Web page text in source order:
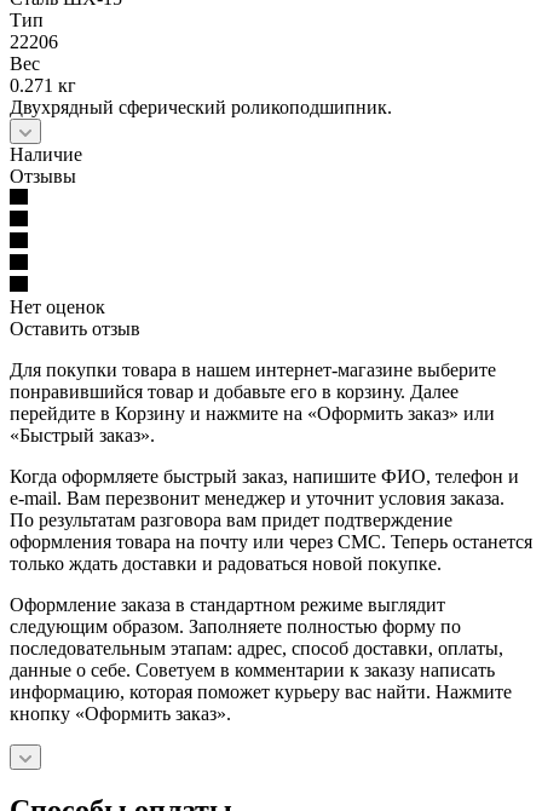
Тип
22206
Вес
0.271 кг
Двухрядный сферический роликоподшипник.
Наличие
Отзывы
Нет оценок
Оставить отзыв
Для покупки товара в нашем интернет-магазине выберите
понравившийся товар и добавьте его в корзину. Далее
перейдите в Корзину и нажмите на «Оформить заказ» или
«Быстрый заказ».
Когда оформляете быстрый заказ, напишите ФИО, телефон и
e-mail. Вам перезвонит менеджер и уточнит условия заказа.
По результатам разговора вам придет подтверждение
оформления товара на почту или через СМС. Теперь останется
только ждать доставки и радоваться новой покупке.
Оформление заказа в стандартном режиме выглядит
следующим образом. Заполняете полностью форму по
последовательным этапам: адрес, способ доставки, оплаты,
данные о себе. Советуем в комментарии к заказу написать
информацию, которая поможет курьеру вас найти. Нажмите
кнопку «Оформить заказ».